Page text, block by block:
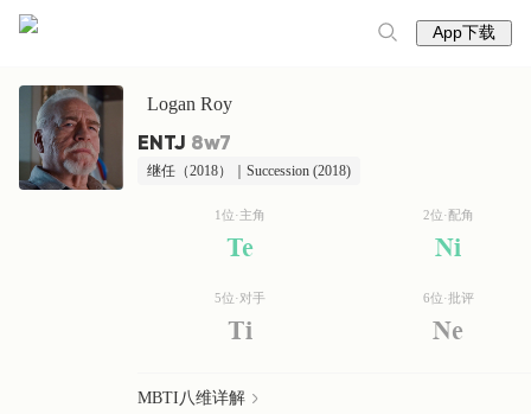
App下载
Logan Roy
ENTJ 8w7
继任（2018）｜Succession (2018)
1位·主角
Te
2位·配角
Ni
5位·对手
Ti
6位·批评
Ne
MBTI八维详解